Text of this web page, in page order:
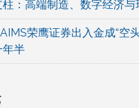
：高端制造、数字经济与
荣鹰证券出入金成“空
年半